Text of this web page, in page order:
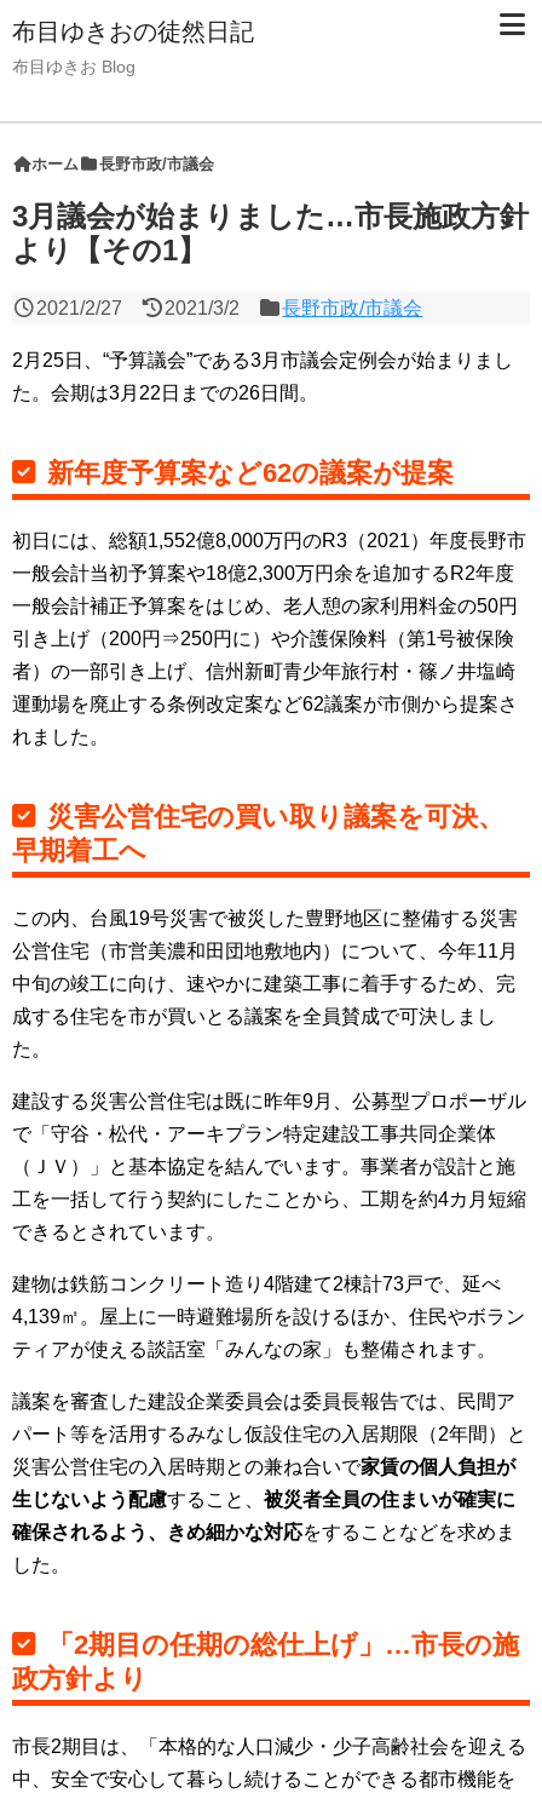
布目ゆきおの徒然日記
布目ゆきお Blog
ホーム 長野市政/市議会
3月議会が始まりました…市長施政方針
より【その1】
2021/2/27 2021/3/2 長野市政/市議会
2月25日、“予算議会”である3月市議会定例会が始まりまし
た。会期は3月22日までの26日間。
新年度予算案など62の議案が提案
初日には、総額1,552億8,000万円のR3（2021）年度長野市
一般会計当初予算案や18億2,300万円余を追加するR2年度
一般会計補正予算案をはじめ、老人憩の家利用料金の50円
引き上げ（200円⇒250円に）や介護保険料（第1号被保険
者）の一部引き上げ、信州新町青少年旅行村・篠ノ井塩崎
運動場を廃止する条例改定案など62議案が市側から提案さ
れました。
災害公営住宅の買い取り議案を可決、
早期着工へ
この内、台風19号災害で被災した豊野地区に整備する災害
公営住宅（市営美濃和田団地敷地内）について、今年11月
中旬の竣工に向け、速やかに建築工事に着手するため、完
成する住宅を市が買いとる議案を全員賛成で可決しまし
た。
建設する災害公営住宅は既に昨年9月、公募型プロポーザル
で「守谷・松代・アーキプラン特定建設工事共同企業体
（ＪＶ）」と基本協定を結んでいます。事業者が設計と施
工を一括して行う契約にしたことから、工期を約4カ月短縮
できるとされています。
建物は鉄筋コンクリート造り4階建て2棟計73戸で、延べ
4,139㎡。屋上に一時避難場所を設けるほか、住民やボラン
ティアが使える談話室「みんなの家」も整備されます。
議案を審査した建設企業委員会は委員長報告では、民間ア
パート等を活用するみなし仮設住宅の入居期限（2年間）と
災害公営住宅の入居時期との兼ね合いで家賃の個人負担が
生じないよう配慮すること、 被災者全員の住まいが確実に
確保されるよう、きめ細かな対応をすることなどを求めま
した。
「2期目の任期の総仕上げ」…市長の施
政方針より
市長2期目は、「本格的な人口減少・少子高齢社会を迎える
中、安全で安心して暮らし続けることができる都市機能を